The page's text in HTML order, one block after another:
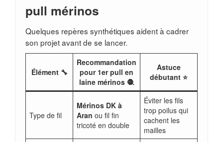
pull mérinos
Quelques repères synthétiques aident à cadrer
son projet avant de se lancer.
Élément 🔧
Recommandation
pour 1er pull en
laine mérinos 🧶
Astuce
débutant ⭐
Type de fil
Mérinos DK à
Aran ou fil fin
tricoté en double
Éviter les fils
trop poilus qui
cachent les
mailles